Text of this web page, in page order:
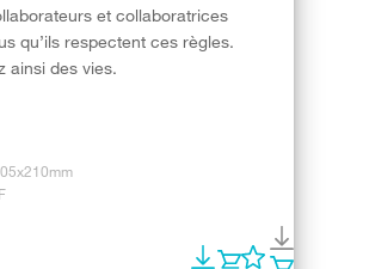
et collaboratrices
qu’ils respectent ces règles.
ainsi des vies.